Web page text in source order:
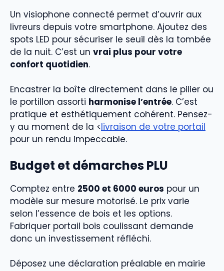
Un visiophone connecté permet d’ouvrir aux
livreurs depuis votre smartphone. Ajoutez des
spots LED pour sécuriser le seuil dès la tombée
de la nuit. C’est un vrai plus pour votre
confort quotidien.
Encastrer la boîte directement dans le pilier ou
le portillon assorti harmonise l’entrée. C’est
pratique et esthétiquement cohérent. Pensez-
y au moment de la <livraison de votre portail
pour un rendu impeccable.
Budget et démarches PLU
Comptez entre 2500 et 6000 euros pour un
modèle sur mesure motorisé. Le prix varie
selon l’essence de bois et les options.
Fabriquer portail bois coulissant demande
donc un investissement réfléchi.
Déposez une déclaration préalable en mairie